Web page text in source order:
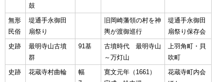
鼓
無形
民俗
堤通手永御田
扇祭り
旧岡崎藩領の村を神
輿が渡御巡行
堤通手永御田
扇祭り保存会
史跡
最明寺山古墳
群
91基
古墳時代 最明寺山
～万灯山
上羽角町・貝
吹町
史跡
花蔵寺村曲輪
幅
寛文元年（1661）
花蔵寺町内会